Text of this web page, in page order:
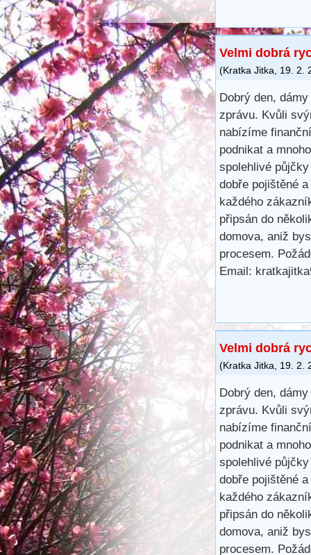
Velmi dobrá
(Kratka Jitka, 19. 2.
Dobrý den,
zprávu. Kvůli
nabízíme
podnikat a
spolehlivé
dobře pojištěné
každého
připsán do
domova, aniž
procesem.
Email:
Velmi dobrá
(Kratka Jitka, 19. 2.
Dobrý den,
zprávu. Kvůli
nabízíme
podnikat a
spolehlivé
dobře pojištěné
každého
připsán do
domova, aniž
procesem.